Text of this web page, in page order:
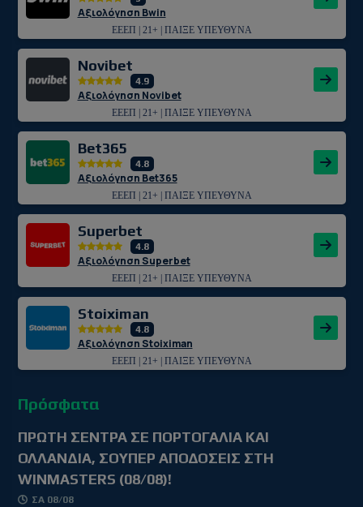
Αξιολόγηση Bwin
ΕΕΕΠ | 21+ | ΠΑΙΞΕ ΥΠΕΥΘΥΝΑ
Novibet
4.9
Αξιολόγηση Novibet
ΕΕΕΠ | 21+ | ΠΑΙΞΕ ΥΠΕΥΘΥΝΑ
Bet365
4.8
Αξιολόγηση Bet365
ΕΕΕΠ | 21+ | ΠΑΙΞΕ ΥΠΕΥΘΥΝΑ
Superbet
4.8
Αξιολόγηση Superbet
ΕΕΕΠ | 21+ | ΠΑΙΞΕ ΥΠΕΥΘΥΝΑ
Stoiximan
4.8
Αξιολόγηση Stoiximan
ΕΕΕΠ | 21+ | ΠΑΙΞΕ ΥΠΕΥΘΥΝΑ
Πρόσφατα
ΠΡΩΤΗ ΣΕΝΤΡΑ ΣΕ ΠΟΡΤΟΓΑΛΙΑ ΚΑΙ
ΟΛΛΑΝΔΙΑ, ΣΟΥΠΕΡ ΑΠΟΔΟΣΕΙΣ ΣΤΗ
WINMASTERS (08/08)!
ΣΑ 08/08